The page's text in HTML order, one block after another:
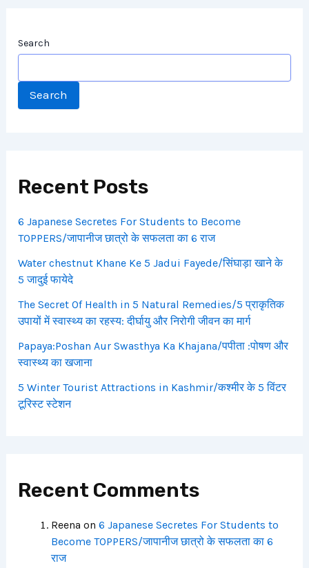
Search
Search
Recent Posts
6 Japanese Secretes For Students to Become
TOPPERS/जापानीज छात्रो के सफलता का 6 राज
Water chestnut Khane Ke 5 Jadui Fayede/सिंघाड़ा खाने के
5 जादुई फायेदे
The Secret Of Health in 5 Natural Remedies/5 प्राकृतिक
उपायों में स्वास्थ्य का रहस्य: दीर्घायु और निरोगी जीवन का मार्ग
Papaya:Poshan Aur Swasthya Ka Khajana/पपीता :पोषण और
स्वास्थ्य का खजाना
5 Winter Tourist Attractions in Kashmir/कश्मीर के 5 विंटर
टूरिस्ट स्टेशन
Recent Comments
Reena on6 Japanese Secretes For Students to
Become TOPPERS/जापानीज छात्रो के सफलता का 6
राज